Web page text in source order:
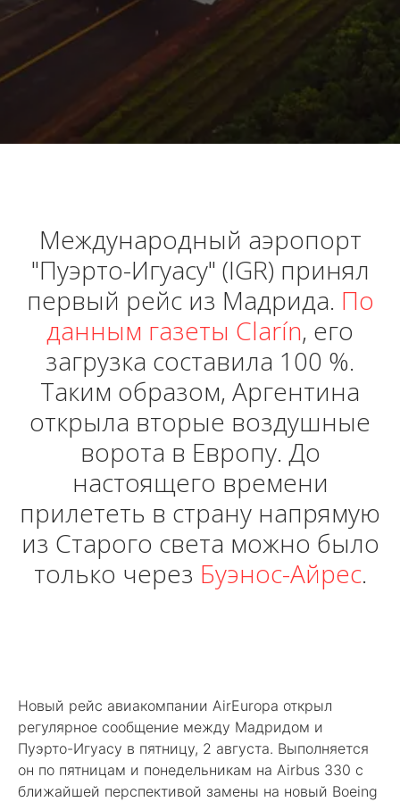
Международный аэропорт
"Пуэрто-Игуасу" (IGR) принял
первый рейс из Мадрида. По
данным газеты Clarín, его
загрузка составила 100 %.
Таким образом, Аргентина
открыла вторые воздушные
ворота в Европу. До
настоящего времени
прилететь в страну напрямую
из Старого света можно было
только через Буэнос-Айрес.
Новый рейс авиакомпании AirEuropa открыл
регулярное сообщение между Мадридом и
Пуэрто-Игуасу в пятницу, 2 августа. Выполняется
он по пятницам и понедельникам на Airbus 330 с
ближайшей перспективой замены на новый Boeing